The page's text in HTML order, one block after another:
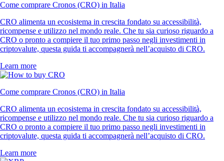
Come comprare Cronos (CRO) in Italia
CRO alimenta un ecosistema in crescita fondato su accessibilità,
ricompense e utilizzo nel mondo reale. Che tu sia curioso riguardo a
CRO o pronto a compiere il tuo primo passo negli investimenti in
criptovalute, questa guida ti accompagnerà nell’acquisto di CRO.
Learn more
Come comprare Cronos (CRO) in Italia
CRO alimenta un ecosistema in crescita fondato su accessibilità,
ricompense e utilizzo nel mondo reale. Che tu sia curioso riguardo a
CRO o pronto a compiere il tuo primo passo negli investimenti in
criptovalute, questa guida ti accompagnerà nell’acquisto di CRO.
Learn more